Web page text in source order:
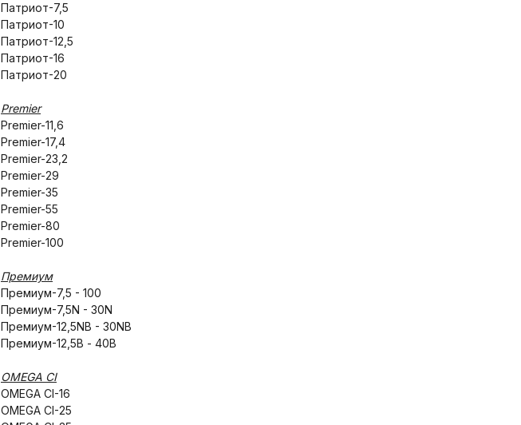
Патриот-7,5
Патриот-10
Патриот-12,5
Патриот-16
Патриот-20
Premier
Premier-11,6
Premier-17,4
Premier-23,2
Premier-29
Premier-35
Premier-55
Premier-80
Premier-100
Премиум
Премиум-7,5 - 100
Премиум-7,5N - 30N
Премиум-12,5NB - 30NB
Премиум-12,5В - 40B
OMEGA CI
OMEGA CI-16
OMEGA CI-25